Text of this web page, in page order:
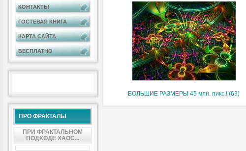
КОНТАКТЫ
ГОСТЕВАЯ КНИГА
КАРТА САЙТА
БЕСПЛАТНО
ПРО ФРАКТАЛЫ
ПРИ ФРАКТАЛЬНОМ
ПОДХОДЕ ХАОС...
БОЛЬШИЕ РАЗМЕРЫ 45 млн. пикс.! (63)